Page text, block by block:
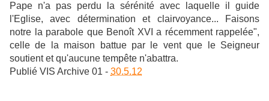
Pape n'a pas perdu la sérénité avec laquelle il guide
l'Eglise, avec détermination et clairvoyance... Faisons
notre la parabole que Benoît XVI a récemment rappelée",
celle de la maison battue par le vent que le Seigneur
soutient et qu'aucune tempête n'abattra.
Publié VIS Archive 01 - 30.5.12